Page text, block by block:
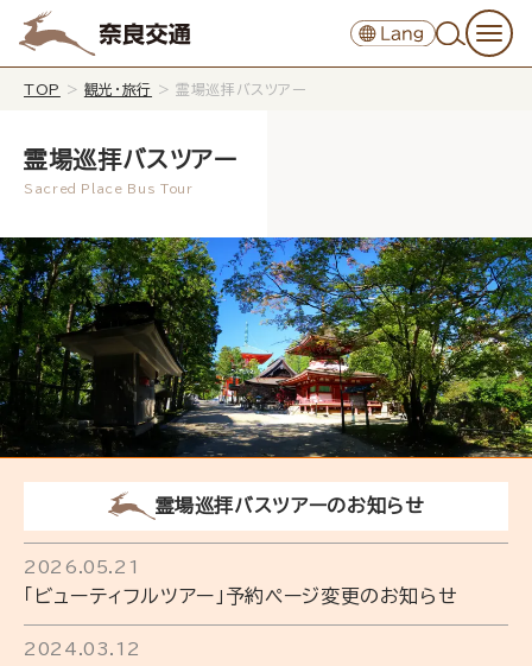
TOP > 観光・旅行 > 霊場巡拝バスツアー
霊場巡拝バスツアー
霊場巡拝バスツアーのお知らせ
2026.05.21
「ビューティフルツアー」予約ページ変更のお知らせ
2024.03.12